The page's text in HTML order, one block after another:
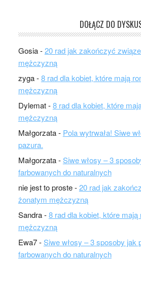
DOŁĄCZ DO
Gosia-20 rad jak zakończyć
mężczyzną
zyga-8 rad dla kobiet, które mają
mężczyzną
Dylemat-8 rad dla kobiet, które
mężczyzną
Małgorzata- Pola wytrwała! Siwe
pazura.
Małgorzata-Siwe włosy – 3
farbowanych do naturalnych
nie jest to proste-20 rad jak
żonatym mężczyzną
Sandra-8 rad dla kobiet, które
mężczyzną
Ewa7-Siwe włosy – 3 sposoby jak
farbowanych do naturalnych